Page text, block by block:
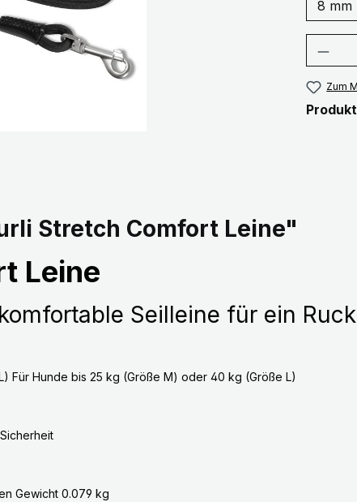
Zum
Stretch Comfort Leine"
Leine
Seilleine für ein
Für Hunde bis 25 kg (Größe M) oder 40 kg (Größe L)
Gewicht 0.079 kg